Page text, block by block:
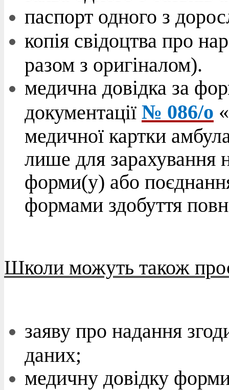
паспорт одного з
копія свідоцтва про
разом з оригіналом).
медична довідка за
документації № 086/о
медичної картки
лише для зарахування
форми(у) або
формами здобуття
Школи можуть також
заяву про надання
даних;
медичну довідку